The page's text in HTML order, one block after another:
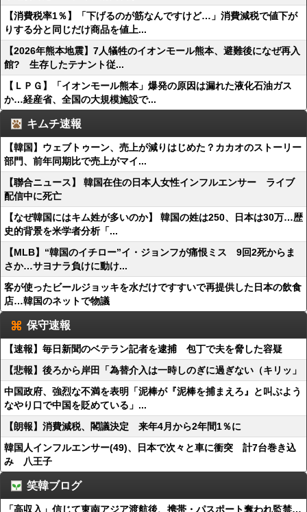
【消費税率1％】「下げるのが筋なんですけど…」消費減税で値下が
りする分と同じだけ商品を値上...
【2026年熊本地震】7人犠牲のイオンモール熊本、避難後になぜ再入
館? 生存したテナント従...
【ＬＰＧ】「イオンモール熊本」爆発の原因は漏れた液化石油ガス
か…経産省、全国の大規模施設で...
キムチ速報
【韓国】ウェブトゥーン、売上が減りはじめた？カカオのストーリー
部門、前年同期比で売上がマイ...
【聯合ニュース】 韓国在住の日本人女性インフルエンサー ライブ
配信中に死亡
【なぜ韓国にはキム姓が多いのか】 韓国の姓は250、日本は30万…歴
史的背景を米学者分析「...
【MLB】“韓国のイチロー”イ・ジョンフが痛恨ミス 9回2死からま
さか…サヨナラ負けに動け...
客が使ったビールジョッキを水だけですすいで再提供した日本の飲食
店…韓国のネットで物議
保守速報
【速報】毎日新聞のベテラン記者を逮捕 包丁で夫を脅した容疑
【悲報】後ろから岸田「為替介入は一時しのぎに過ぎない（キリッ」
中国政府、強烈な不満を表明「泥棒が『泥棒を捕まえろ』と叫ぶよう
なやり口で中国を貶めている」...
【朗報】消費減税、閣議決定 来年4月から2年間1％に
韓国人インフルエンサー(49)、日本で次々と車に衝突 計7台巻き込
み 八王子
笑韓ブログ
「高収入」信じて東南アジア渡航後、携帯・パスポート奪われ監禁…